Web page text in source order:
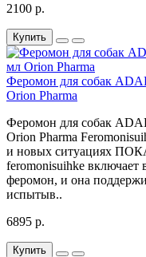
2100 р.
Купить
Феромон для собак
Orion Pharma
Феромон для собак
Orion Pharma
и новых ситуациях
feromonisuihke включает
феромон, и она
испытыв..
6895 р.
Купить